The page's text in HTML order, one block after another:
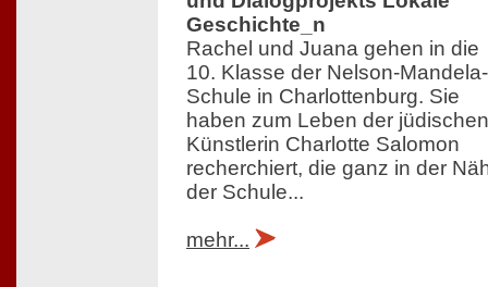
Geschichte_n
Rachel und Juana gehen in die
10. Klasse der Nelson-Mandela-
Schule in Charlottenburg. Sie
haben zum Leben der jüdischen
Künstlerin Charlotte Salomon
recherchiert, die ganz in der
der Schule...
mehr...